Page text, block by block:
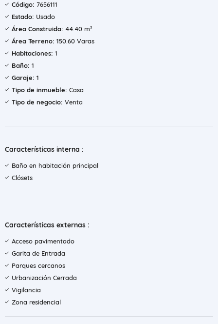
Código: 7656111
Estado: Usado
Área Construida: 44.40 m²
Área Terreno: 150.60 Varas
Habitaciones: 1
Baño: 1
Garaje: 1
Tipo de inmueble: Casa
Tipo de negocio: Venta
Características interna :
Baño en habitación principal
Clósets
Características externas :
Acceso pavimentado
Garita de Entrada
Parques cercanos
Urbanización Cerrada
Vigilancia
Zona residencial